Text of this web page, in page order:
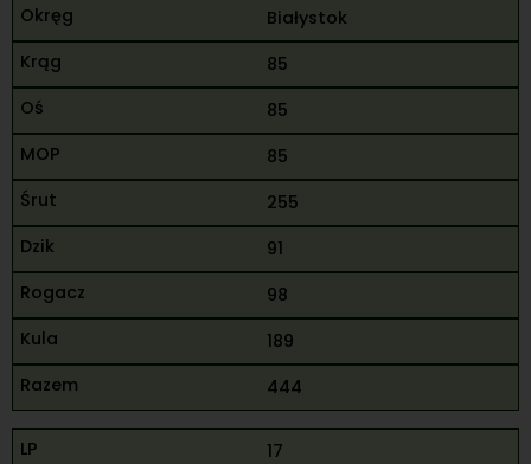
Białystok
85
85
85
255
91
98
189
444
17